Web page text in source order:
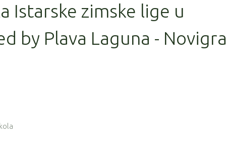
Istarske zimske lige u
by Plava Laguna -